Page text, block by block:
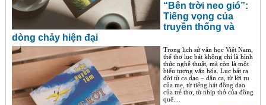
“Bên trời neo gió”:
Tiếng vọng của
truyền thống và
dòng chảy hiện đại
Trong lịch sử văn học Việt Nam,
thể thơ lục bát không chỉ là hình
thức nghệ thuật, mà còn là một
biểu tượng văn hóa. Lục bát ra
đời từ ca dao – dân ca, từ lời ru
của mẹ, từ tiếng hát đồng dao
của trẻ thơ, từ nhịp thở của đồng
quê....